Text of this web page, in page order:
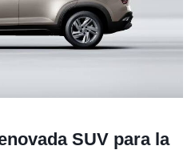
SUV para la